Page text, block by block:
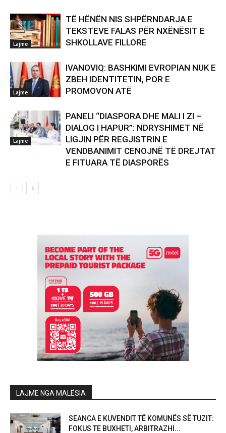
Lajme
TË HËNËN NIS SHPËRNDARJA E
TEKSTEVE FALAS PËR NXËNËSIT E
SHKOLLAVE FILLORE
Lajme
IVANOVIQ: BASHKIMI EVROPIAN NUK E
ZBEH IDENTITETIN, POR E
PROMOVON ATË
Lajme
PANELI “DIASPORA DHE MALI I ZI –
DIALOG I HAPUR”: NDRYSHIMET NË
LIGJIN PËR REGJISTRIN E
VENDBANIMIT CENOJNË TË DREJTAT
E FITUARA TË DIASPORËS
LAJME NGA MALËSIA
SEANCA E KUVENDIT TË KOMUNËS SË TUZIT:
FOKUS TE BUXHETI, ARBITRAZHI...